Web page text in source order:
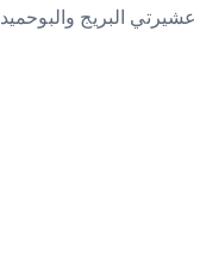
البريج